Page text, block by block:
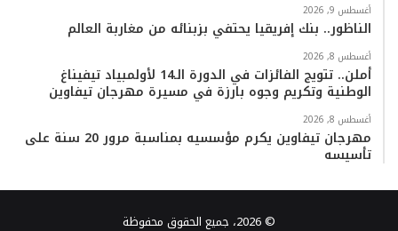
أغسطس 9, 2026
الناظور.. بنك إفريقيا يحتفي بزبنائه من مغاربة العالم
أغسطس 8, 2026
أملن.. تتويج الفائزات في الدورة الـ14 لأولمبياد تيفيناغ
الوطنية وتكريم وجوه بارزة في مسيرة مهرجان تيفاوين
أغسطس 8, 2026
مهرجان تيفاوين يكرم مؤسسيه بمناسبة مرور 20 سنة على
تأسيسه
© 2026، جميع الحقوق محفوظة